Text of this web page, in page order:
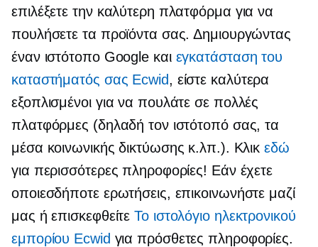
επιλέξετε την καλύτερη πλατφόρμα για να
πουλήσετε τα προϊόντα σας. Δημιουργώντας
έναν ιστότοπο Google και εγκατάσταση του
καταστήματός σας Ecwid, είστε καλύτερα
εξοπλισμένοι για να πουλάτε σε πολλές
πλατφόρμες (δηλαδή τον ιστότοπό σας, τα
μέσα κοινωνικής δικτύωσης κ.λπ.). Κλικεδώ
για περισσότερες πληροφορίες! Εάν έχετε
οποιεσδήποτε ερωτήσεις, επικοινωνήστε μαζί
μας ή επισκεφθείτεΤο ιστολόγιο ηλεκτρονικού
εμπορίου Ecwid για πρόσθετες πληροφορίες.